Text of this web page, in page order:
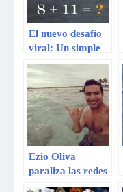
El nuevo desafío
viral: Un simple
problema
matemático
‘enloquece’ a las
redes sociales
Ezio Oliva
paraliza las redes
sociales tras